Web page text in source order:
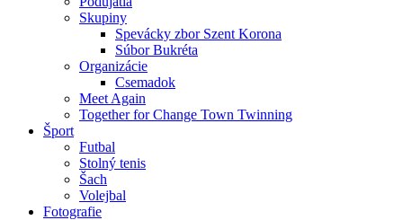
Skupiny
Spevácky zbor Szent Korona
Súbor Bukréta
Organizácie
Csemadok
Meet Again
Together for Change Town Twinning
Šport
Futbal
Stolný tenis
Šach
Volejbal
Fotografie